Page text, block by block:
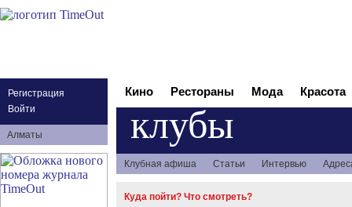
Регистрация
Войти
Алматы
Кино Рестораны Мода Красота
клубы
Клубная афиша Статьи Интервью
Куда пойти? Что смотреть?